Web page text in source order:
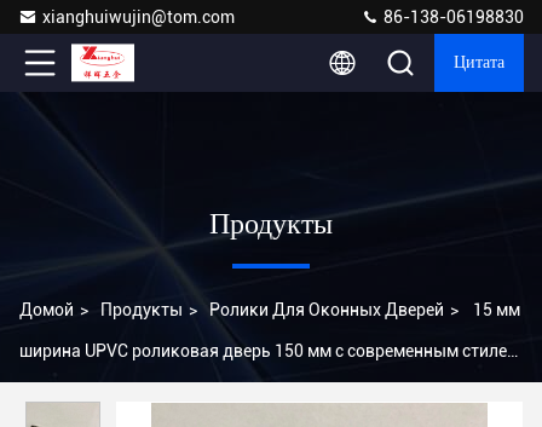
xianghuiwujin@tom.com 86-138-06198830
Цитата
Продукты
Домой > Продукты > Ролики Для Оконных Дверей > 15 мм
ширина UPVC роликовая дверь 150 мм с современным стилем